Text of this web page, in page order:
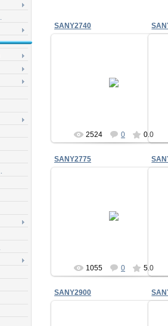
SANY2740
2524 0 0.0
SANY2775
1055 0 5.0
SANY2900